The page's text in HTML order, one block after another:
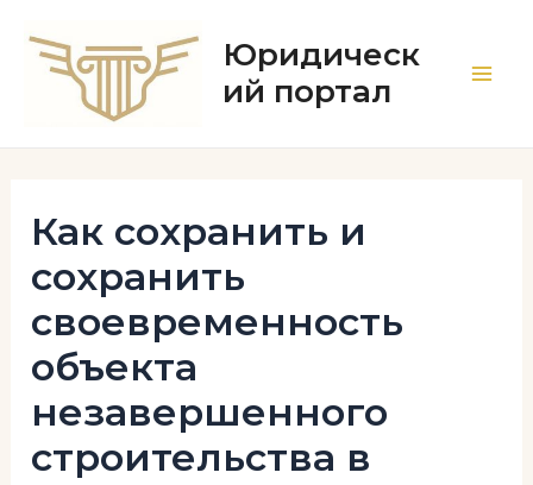
содержимому
Юридическ
ий портал
Как сохранить и
сохранить
своевременность
объекта
незавершенного
строительства в